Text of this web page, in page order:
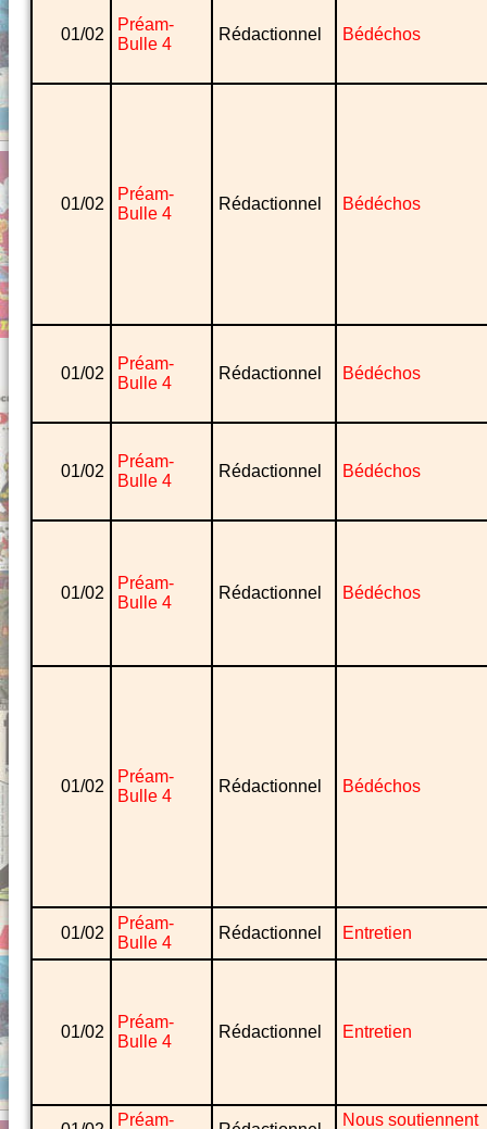
01/02
Préam-
Bulle 4
Rédactionnel Bédéchos
01/02
Préam-
Bulle 4
Rédactionnel Bédéchos
01/02
Préam-
Bulle 4
Rédactionnel Bédéchos
01/02
Préam-
Bulle 4
Rédactionnel Bédéchos
01/02
Préam-
Bulle 4
Rédactionnel Bédéchos
01/02
Préam-
Bulle 4
Rédactionnel Bédéchos
01/02
Préam-
Bulle 4
Rédactionnel Entretien
01/02
Préam-
Bulle 4
Rédactionnel Entretien
Préam- Nous soutiennent